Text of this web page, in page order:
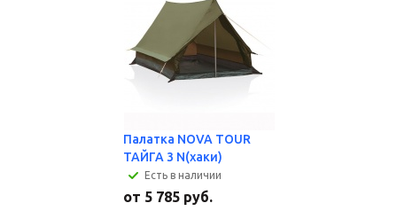
Палатка NOVA TOUR
ТАЙГА 3 N(хаки)
Есть в наличии
от 5 785 руб.